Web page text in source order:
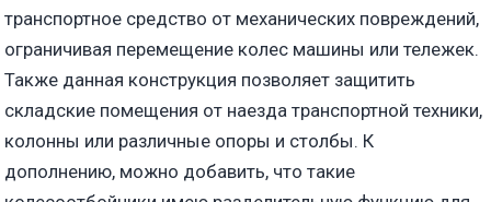
транспортное средство от механических повреждений,
ограничивая перемещение колес машины или тележек.
Также данная конструкция позволяет защитить
складские помещения от наезда транспортной техники,
колонны или различные опоры и столбы. К
дополнению, можно добавить, что такие